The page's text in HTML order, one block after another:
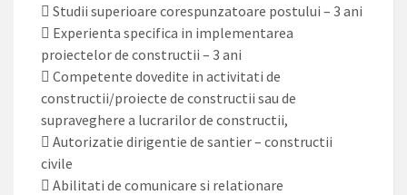
 Studii superioare corespunzatoare postului – 3 ani
 Experienta specifica in implementarea
proiectelor de constructii – 3 ani
 Competente dovedite in activitati de
constructii/proiecte de constructii sau de
supraveghere a lucrarilor de constructii,
 Autorizatie dirigentie de santier – constructii
civile
 Abilitati de comunicare si relationare